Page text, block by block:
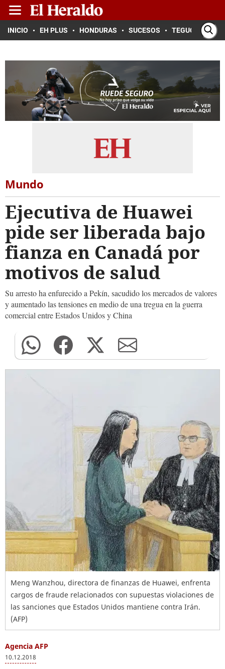
INICIO EH PLUS HONDURAS SUCESOS TEGUCIGALPA
Mundo
Ejecutiva de Huawei
pide ser liberada bajo
fianza en Canadá por
motivos de salud
Su arresto ha enfurecido a Pekín, sacudido los mercados de valores
y aumentado las tensiones en medio de una tregua en la guerra
comercial entre Estados Unidos y China
Meng Wanzhou, directora de finanzas de Huawei, enfrenta
cargos de fraude relacionados con supuestas violaciones de
las sanciones que Estados Unidos mantiene contra Irán.
(AFP)
Agencia AFP
10.12.2018